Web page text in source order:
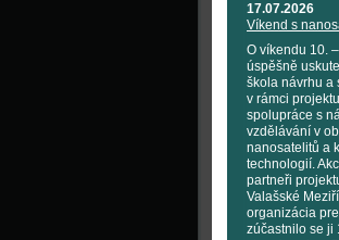
17.07.2026
Víkend s
O víkendu 10.
úspěšně
škola návrhu a
v rámci
spolupráce s
vzdělávání v
nanosatelitů a
technologií.
partneři
Valašské
organizácia
zúčastnilo se ji